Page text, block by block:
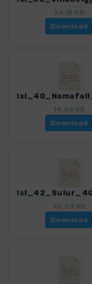
26.18 KB
Download
14.44 KB
Download
42.03 KB
Download